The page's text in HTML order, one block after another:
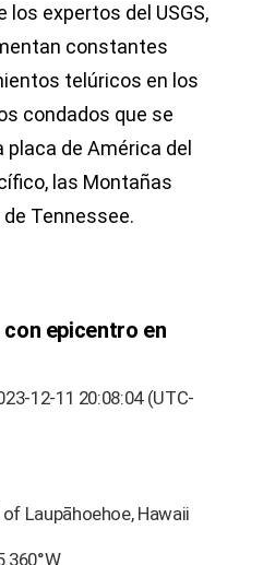
los expertos del USGS,
constantes
telúricos en los
condados que se
de América del
las Montañas
Tennessee.
con epicentro en
12-11 20:08:04 (UTC-
Laupāhoehoe, Hawaii